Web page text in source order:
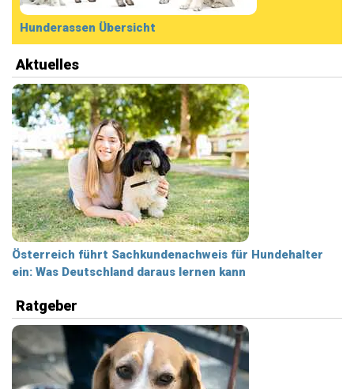
Hunderassen Übersicht
Aktuelles
Österreich führt Sachkundenachweis für Hundehalter
ein: Was Deutschland daraus lernen kann
Ratgeber